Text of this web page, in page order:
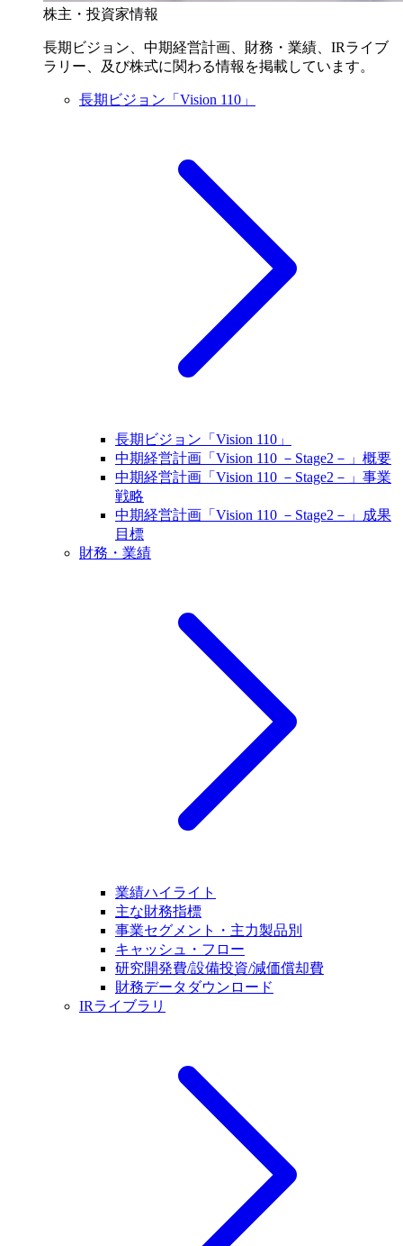
株主・投資家情報
長期ビジョン、中期経営計画、財務・業績、IRライブ
ラリー、及び株式に関わる情報を掲載しています。
長期ビジョン「Vision 110」
長期ビジョン「Vision 110」
中期経営計画「Vision 110 －Stage2－」概要
中期経営計画「Vision 110 －Stage2－」事業
戦略
中期経営計画「Vision 110 －Stage2－」成果
目標
財務・業績
業績ハイライト
主な財務指標
事業セグメント・主力製品別
キャッシュ・フロー
研究開発費/設備投資/減価償却費
財務データダウンロード
IRライブラリ